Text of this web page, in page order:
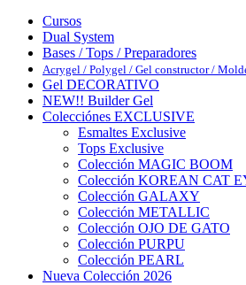
Cursos
Dual System
Bases / Tops / Preparadores
Acrygel / Polygel / Gel constructor /
Gel DECORATIVO
NEW!! Builder Gel
Colecciónes EXCLUSIVE
Esmaltes Exclusive
Tops Exclusive
Colección MAGIC BOOM
Colección KOREAN CAT
Colección GALAXY
Colección METALLIC
Colección OJO DE GATO
Colección PURPU
Colección PEARL
Nueva Colección 2026